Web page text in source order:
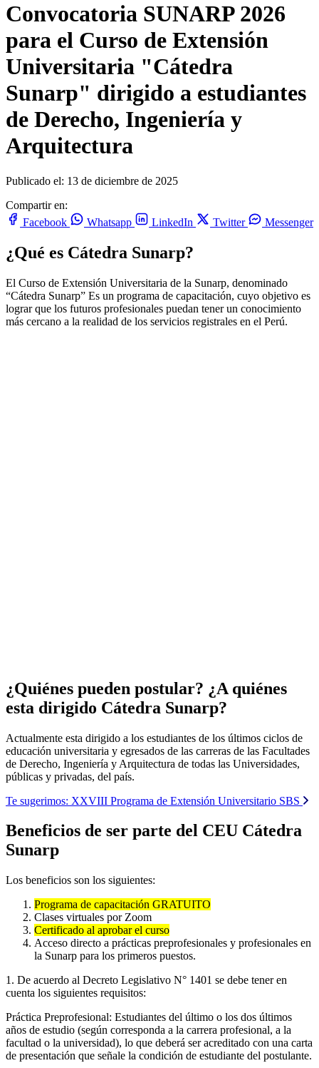
Convocatoria SUNARP 2026
para el Curso de Extensión
Universitaria "Cátedra
Sunarp" dirigido a estudiantes
de Derecho, Ingeniería y
Arquitectura
Publicado el: 13 de diciembre de 2025
Compartir en:
Facebook
Whatsapp LinkedIn Twitter Messenger
¿Qué es Cátedra Sunarp?
El Curso de Extensión Universitaria de la Sunarp, denominado
“Cátedra Sunarp” Es un programa de capacitación, cuyo objetivo es
lograr que los futuros profesionales puedan tener un conocimiento
más cercano a la realidad de los servicios registrales en el Perú.
¿Quiénes pueden postular? ¿A quiénes
esta dirigido Cátedra Sunarp?
Actualmente esta dirigido a los estudiantes de los últimos ciclos de
educación universitaria y egresados de las carreras de las Facultades
de Derecho, Ingeniería y Arquitectura de todas las Universidades,
públicas y privadas, del país.
Te sugerimos: XXVIII Programa de Extensión Universitario SBS
Beneficios de ser parte del CEU Cátedra
Sunarp
Los beneficios son los siguientes:
Programa de capacitación GRATUITO
Clases virtuales por Zoom
Certificado al aprobar el curso
Acceso directo a prácticas preprofesionales y profesionales en
la Sunarp para los primeros puestos.
1. De acuerdo al Decreto Legislativo N° 1401 se debe tener en
cuenta los siguientes requisitos:
Práctica Preprofesional: Estudiantes del último o los dos últimos
años de estudio (según corresponda a la carrera profesional, a la
facultad o la universidad), lo que deberá ser acreditado con una carta
de presentación que señale la condición de estudiante del postulante.